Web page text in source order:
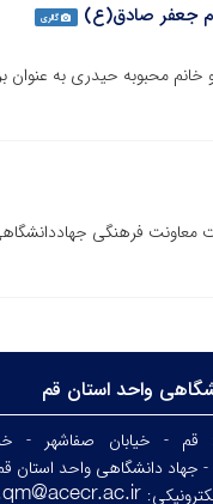
جعفر صادق(ع) گالری
محبوبه حیدری به عنوان
معاونت فرهنگی
واحد استان قم
قم - خیابان صفاشهر -
جهاد دانشگاهی واحد استان